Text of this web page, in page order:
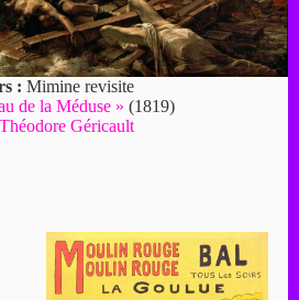
: Mimine revisite
de la Méduse » (1819)
Théodore Géricault